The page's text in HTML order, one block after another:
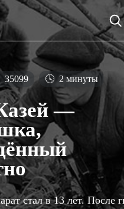
35099 🕓 2 минуты
—
стал в 13 лет. После